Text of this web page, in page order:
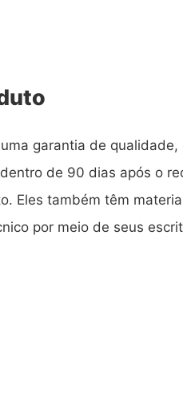
garantia de qualidade,
de 90 dias após o
Eles também têm
por meio de seus